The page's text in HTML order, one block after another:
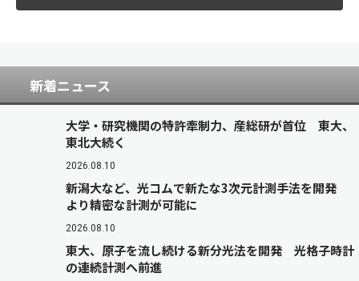
新着ニュース
大学・研究機関の特許牽制力、産総研が首位 東大、
東北大続く
2026.08.10
新潟大など、光コムで新たな3次元計測手法を開発
より精密な計測が可能に
2026.08.10
東大、原子を流し続ける新分光法を開発 光格子時計
の連続計測へ前進